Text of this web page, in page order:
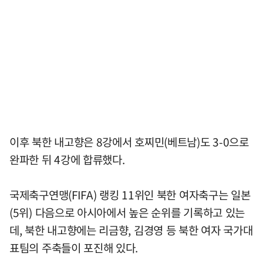
이후 북한 내고향은 8강에서 호찌민(베트남)도 3-0으로
완파한 뒤 4강에 합류했다.
국제축구연맹(FIFA) 랭킹 11위인 북한 여자축구는 일본
(5위) 다음으로 아시아에서 높은 순위를 기록하고 있는
데, 북한 내고향에는 리금향, 김경영 등 북한 여자 국가대
표팀의 주축들이 포진해 있다.